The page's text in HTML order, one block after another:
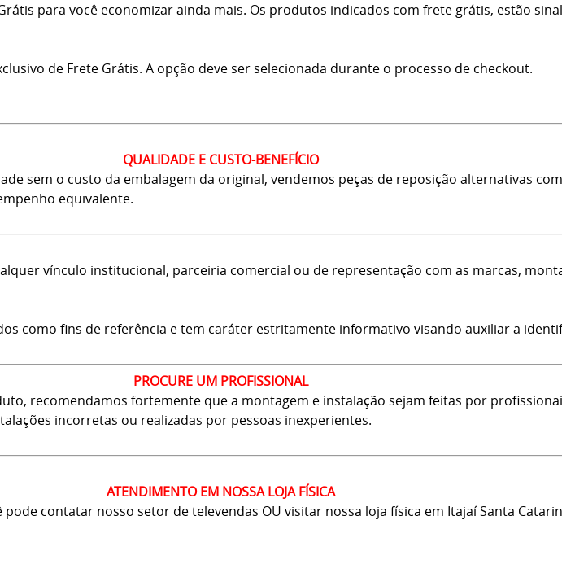
para você economizar ainda mais. Os produtos indicados com frete grátis, estão
de Frete Grátis. A opção deve ser selecionada durante o processo de checkout.
QUALIDADE E CUSTO-BENEFÍCIO
sem o custo da embalagem da original, vendemos peças de reposição alternativas
equivalente.
vínculo institucional, parceiria comercial ou de representação com as marcas,
como fins de referência e tem caráter estritamente informativo visando auxiliar a
PROCURE UM PROFISSIONAL
recomendamos fortemente que a montagem e instalação sejam feitas por
incorretas ou realizadas por pessoas inexperientes.
ATENDIMENTO EM NOSSA LOJA FÍSICA
contatar nosso setor de televendas OU visitar nossa loja física em Itajaí Santa